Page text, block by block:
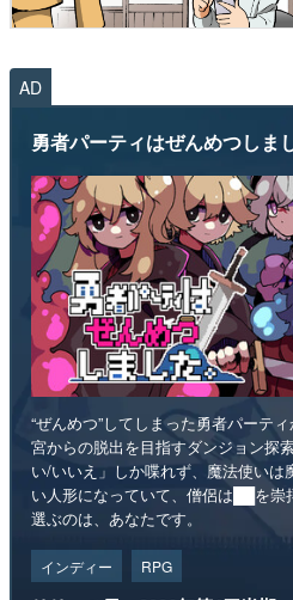
AD
勇者パーティはぜんめつしま
“ぜんめつ”してしまった勇者パーテ
宮からの脱出を目指すダンジョン探
い/いいえ」しか喋れず、魔法使い
い人形になっていて、僧侶は██を崇
選ぶのは、あなたです。
インディー RPG